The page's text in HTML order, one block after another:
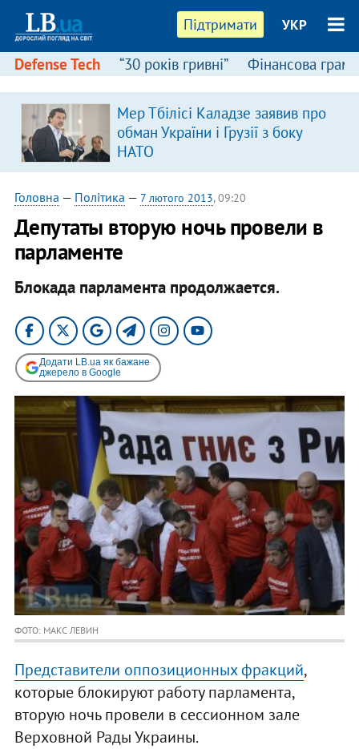
Підтримати УКР
Defense Tech “30 років гривні” Фінансова
Мер Тбілісі Каладзе заявив про
обман України і Грузії з боку
НАТО
Головна — Політика — 7 лютого 2013, 09:20
Депутаты вторую ночь провели в
парламенте
Блокада парламента продолжается.
Додати LB.ua як бажане
джерело в Google
ФОТО: МАКС ЛЕВИН
Представители оппозиционных фракций,
которые блокируют работу парламента,
вторую ночь провели в сессионном зале
Верховной Рады Украины.